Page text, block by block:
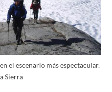
el escenario más espectacular.
Sierra